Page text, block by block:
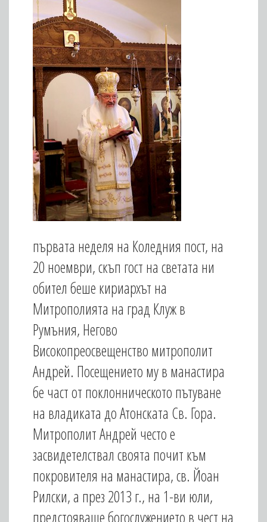
първата неделя на Коледния пост, на
20 ноември, скъп гост на светата ни
обител беше кириархът на
Митрополията на град Клуж в
Румъния, Негово
Високопреосвещенство митрополит
Андрей. Посещението му в манастира
бе част от поклонническото пътуване
на владиката до Атонската Св. Гора.
Митрополит Андрей често е
засвидетелствал своята почит към
покровителя на манастира, св. Йоан
Рилски, а през 2013 г., на 1-ви юли,
предстояваше богослужението в чест на